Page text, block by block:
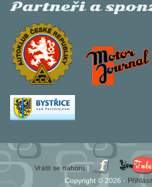
Partneři a
Vrátit se nahoru |
Copyright © 2026 ·